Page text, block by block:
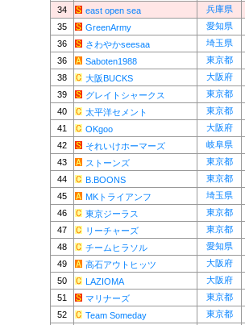
34
east open sea 兵庫県
35
GreenArmy 愛知県
36
さわやかseesaa 埼玉県
36
Saboten1988 東京都
38
大阪BUCKS 大阪府
39
グレイトシャークス 東京都
40
太平洋セメント 東京都
41
OKgoo 大阪府
42
それいけホーマーズ 岐阜県
43
ストーンズ 東京都
44
B.BOONS 東京都
45
MKトライアンフ 埼玉県
46
東京ジーラス 東京都
47
リーチャーズ 東京都
48
チームヒラソル 愛知県
49
高石アウトヒッツ 大阪府
50
LAZIOMA 大阪府
51
マリナーズ 東京都
52
Team Someday 東京都